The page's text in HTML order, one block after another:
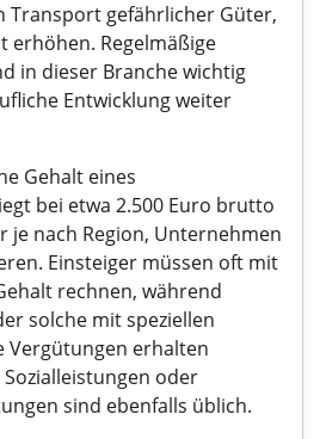
Transport gefährlicher Güter,
erhöhen. Regelmäßige
in dieser Branche wichtig
Entwicklung weiter
Gehalt eines
bei etwa 2.500 Euro brutto
je nach Region, Unternehmen
Einsteiger müssen oft mit
rechnen, während
solche mit speziellen
Vergütungen erhalten
oder
sind ebenfalls üblich.